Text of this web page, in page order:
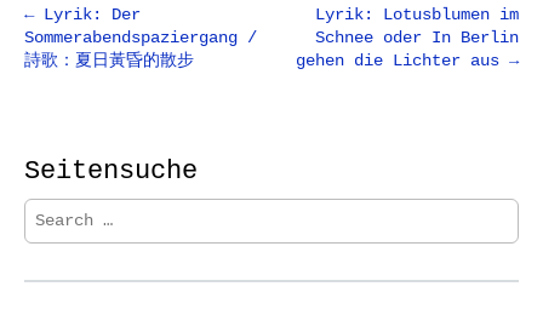
P
o
a
v
i
← Lyrik: Der
Sommerabendspaziergang /
詩歌：夏日黃昏的散步
Lyrik: Lotusblumen im
Schnee oder In Berlin
gehen die Lichter aus →
Seitensuche
S
e
r